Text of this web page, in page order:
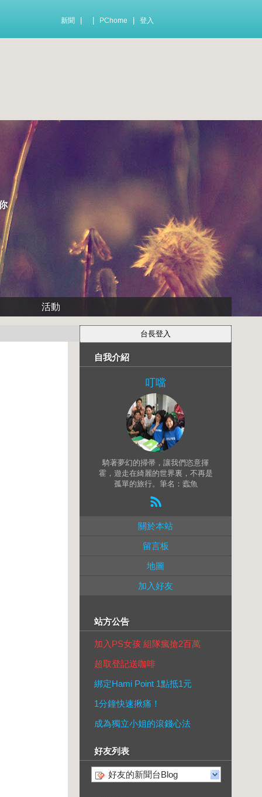
新聞 PChome 登入
活動
自我介紹
叮噹
騎著夢幻的掃帚，讓我們恣意揮
霍，遊走在綺麗的世界裏，不再是
孤單的旅行。筆名：蠧魚
關於本站
留言板
地圖
加入好友
站方公告
加入PS女孩 組隊瘋搶2百萬
超取登記送咖啡
綁定Hami Point 1點抵1元
1分鐘快速揪痛！
成為獨立小姐的滾錢心法
好友列表
好友的新聞台Blog